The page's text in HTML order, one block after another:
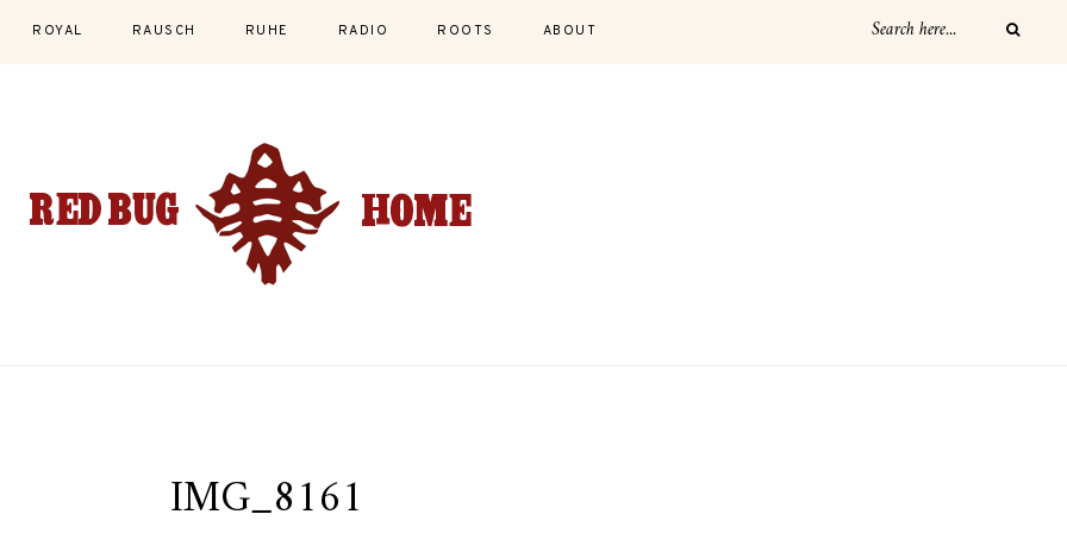
ROYAL RAUSCH RUHE RADIO ROOTS ABOUT
IMG_8161